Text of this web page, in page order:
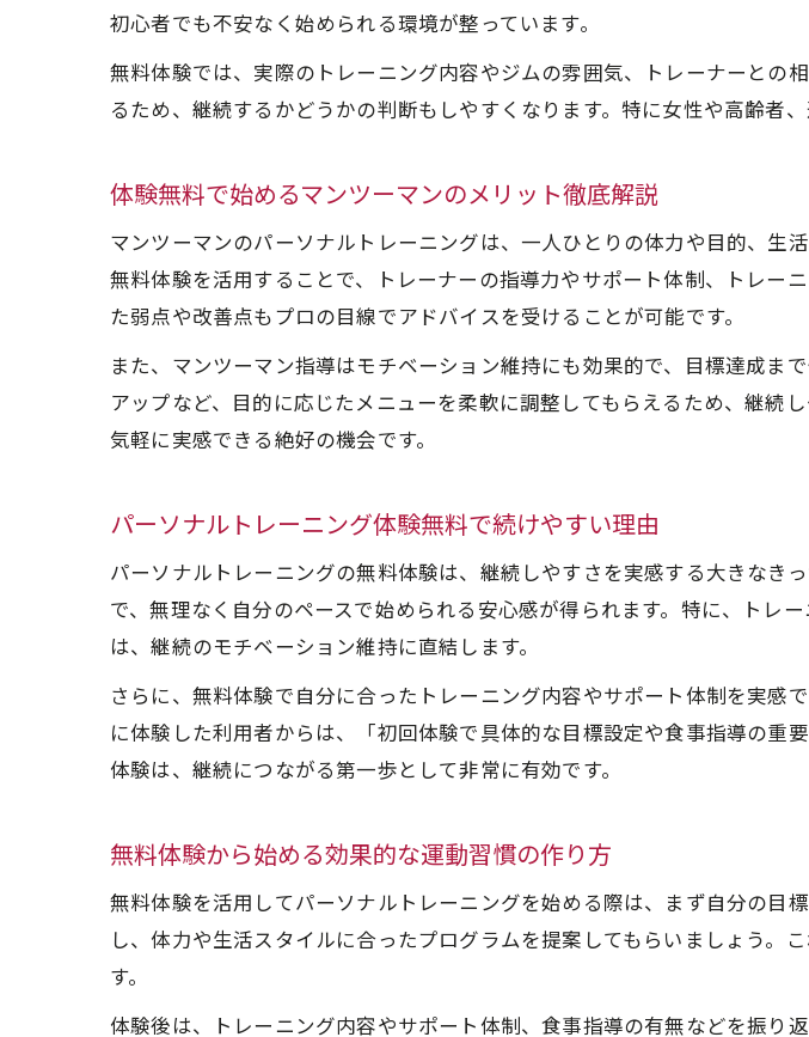
初心者でも不安なく始められる環境が整っています。
無料体験では、実際のトレーニング内容やジムの雰囲気、トレーナーとの
るため、継続するかどうかの判断もしやすくなります。特に女性や高齢者
体験無料で始めるマンツーマンのメリット徹底解説
マンツーマンのパーソナルトレーニングは、一人ひとりの体力や目的、生
無料体験を活用することで、トレーナーの指導力やサポート体制、トレー
た弱点や改善点もプロの目線でアドバイスを受けることが可能です。
また、マンツーマン指導はモチベーション維持にも効果的で、目標達成ま
アップなど、目的に応じたメニューを柔軟に調整してもらえるため、継続
気軽に実感できる絶好の機会です。
パーソナルトレーニング体験無料で続けやすい理由
パーソナルトレーニングの無料体験は、継続しやすさを実感する大きなき
で、無理なく自分のペースで始められる安心感が得られます。特に、トレ
は、継続のモチベーション維持に直結します。
さらに、無料体験で自分に合ったトレーニング内容やサポート体制を実感
に体験した利用者からは、「初回体験で具体的な目標設定や食事指導の重
体験は、継続につながる第一歩として非常に有効です。
無料体験から始める効果的な運動習慣の作り方
無料体験を活用してパーソナルトレーニングを始める際は、まず自分の目
し、体力や生活スタイルに合ったプログラムを提案してもらいましょう。
す。
体験後は、トレーニング内容やサポート体制、食事指導の有無などを振り